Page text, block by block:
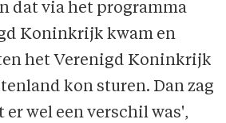
dat via het programma
Koninkrijk kwam en
het Verenigd Koninkrijk
kon sturen. Dan zag
er wel een verschil was',